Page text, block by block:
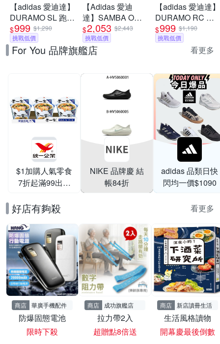
【adidas 愛迪達】
DURAMO SL 跑鞋
運動鞋 慢跑鞋 男
鞋/女鞋 (多款任選)
$999 $1,290
挑戰低價
【Adidas 愛迪
達】SAMBA OG
休閒鞋 德訓鞋 運
動鞋 男女 A-
B75806 B-B75807
$2,053 $2,443
挑戰低價
【adidas 愛迪達】
DURAMO RC 跑
鞋 慢跑鞋 運動鞋
男鞋/女鞋 (多款任
$999 $1,190
挑戰低價
For You 品牌旗艦店 看更多
$1加購人氣零食
7折起滿99出貨
NIKE 品牌慶 結
帳84折
adidas 品類日快
閃均一價$1090
好店有夠殺 看更多
商店 華廣手機配件
防爆固態電池
限時下殺
商店 成功旗艦店
拉力帶2入
超贈點8倍送
商店 新店讀冊生活
生活風格讀物
開幕慶最後倒數